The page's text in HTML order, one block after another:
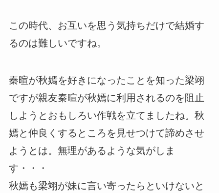
この時代、お互いを思う気持ちだけで結婚す
るのは難しいですね。
秦暄が秋嫣を好きになったことを知った梁翊
ですが親友秦暄が秋嫣に利用されるのを阻止
しようとおもしろい作戦を立てましたね。秋
嫣と仲良くするところを見せつけて諦めさせ
ようとは。無理があるような気がしま
す・・・
秋嫣も梁翊が妹に言い寄ったらといけないと